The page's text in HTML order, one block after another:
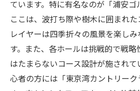
ています。特に有名なのが「浦安ゴ
ここは、波打ち際や樹木に囲まれ
レイヤーは四季折々の風景を楽し
す。また、各ホールは挑戦的で戦
はたまらないコース設計が施され
心者の方には「東京湾カントリー